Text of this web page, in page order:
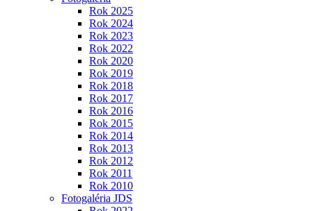
Rok 2025
Rok 2024
Rok 2023
Rok 2022
Rok 2020
Rok 2019
Rok 2018
Rok 2017
Rok 2016
Rok 2015
Rok 2014
Rok 2013
Rok 2012
Rok 2011
Rok 2010
Fotogaléria JDS